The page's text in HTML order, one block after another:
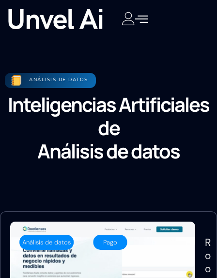
ANÁLISIS DE DATOS
Inteligencias Artificiales
de
Análisis de datos
Análisis de datos Pago
R
o
o